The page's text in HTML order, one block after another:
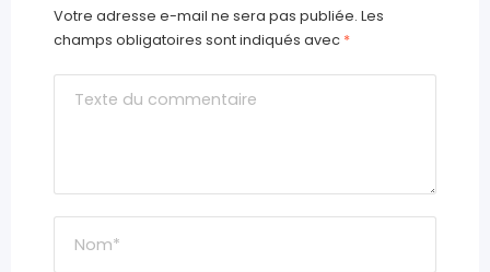
Votre adresse e-mail ne sera pas publiée. Les
champs obligatoires sont indiqués avec *